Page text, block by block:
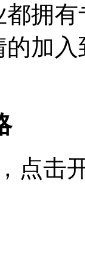
拥
加
点击